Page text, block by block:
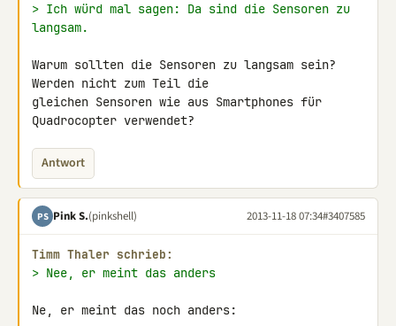
> Ich würd mal sagen: Da sind die Sensoren zu
langsam.
Warum sollten die Sensoren zu langsam sein?
Werden nicht zum Teil die
gleichen Sensoren wie aus Smartphones für
Quadrocopter verwendet?
Antwort
PS Pink S.(pinkshell) 2013-11-18 07:34#3407585
Timm Thaler schrieb:
> Nee, er meint das anders
Ne, er meint das noch anders: